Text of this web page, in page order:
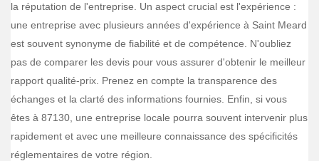
la réputation de l'entreprise. Un aspect crucial est l'expérience :
une entreprise avec plusieurs années d'expérience à Saint Meard
est souvent synonyme de fiabilité et de compétence. N'oubliez
pas de comparer les devis pour vous assurer d'obtenir le meilleur
rapport qualité-prix. Prenez en compte la transparence des
échanges et la clarté des informations fournies. Enfin, si vous
êtes à 87130, une entreprise locale pourra souvent intervenir plus
rapidement et avec une meilleure connaissance des spécificités
réglementaires de votre région.